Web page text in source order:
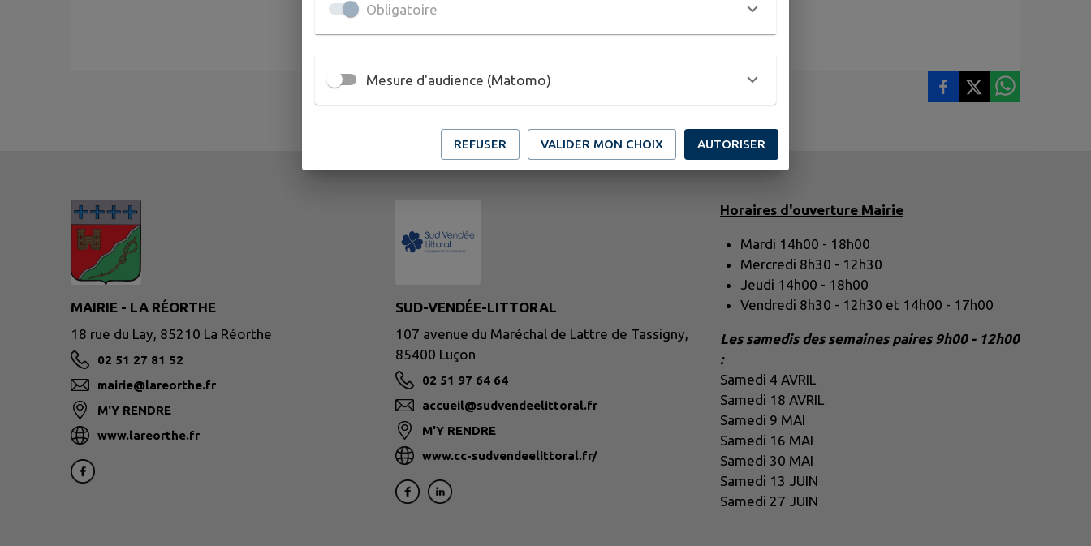
MAIRIE - LA RÉORTHE
18 rue du Lay, 85210 La Réorthe
02 51 27 81 52
mairie@lareorthe.fr
M'Y RENDRE
www.lareorthe.fr
SUD-VENDÉE-LITTORAL
107 avenue du Maréchal de Lattre de Tassigny,
85400 Luçon
02 51 97 64 64
accueil@sudvendeelittoral.fr
M'Y RENDRE
www.cc-sudvendeelittoral.fr/
Horaires d'ouverture Mairie
Mardi 14h00 - 18h00
Mercredi 8h30 - 12h30
Jeudi 14h00 - 18h00
Vendredi 8h30 - 12h30 et 14h00 - 17h00
Les samedis des semaines paires 9h00 - 12h00
:
Samedi 4 AVRIL
Samedi 18 AVRIL
Samedi 9 MAI
Samedi 16 MAI
Samedi 30 MAI
Samedi 13 JUIN
Samedi 27 JUIN
Obligatoire
Mesure d'audience (Matomo)
REFUSER VALIDER MON CHOIX AUTORISER